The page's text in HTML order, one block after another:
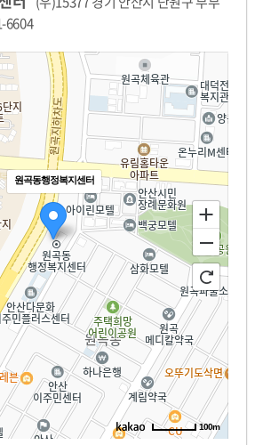
6604
원곡동행정복지센터
100m